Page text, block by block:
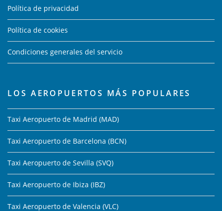
Política de privacidad
Política de cookies
Condiciones generales del servicio
LOS AEROPUERTOS MÁS POPULARES
Taxi Aeropuerto de Madrid (MAD)
Taxi Aeropuerto de Barcelona (BCN)
Taxi Aeropuerto de Sevilla (SVQ)
Taxi Aeropuerto de Ibiza (IBZ)
Taxi Aeropuerto de Valencia (VLC)